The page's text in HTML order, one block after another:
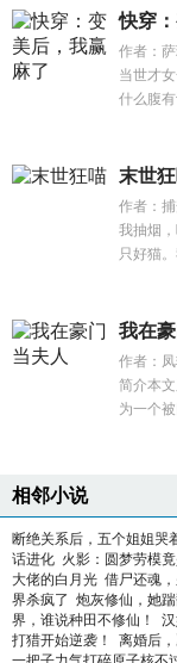
快穿
作者：
当世才
什么腹
末世
作者：
我抽烟
只好猫
我在
作者：
简介本
为一个
相邻小说
断绝关系后，五个姐姐哭
话进化 火影：圆梦劳模
大佬的白月光 借尸还魂
界杀疯了 炮灰修仙，她
界，谁说种田不修仙！
打猎开始逆袭！
离婚后